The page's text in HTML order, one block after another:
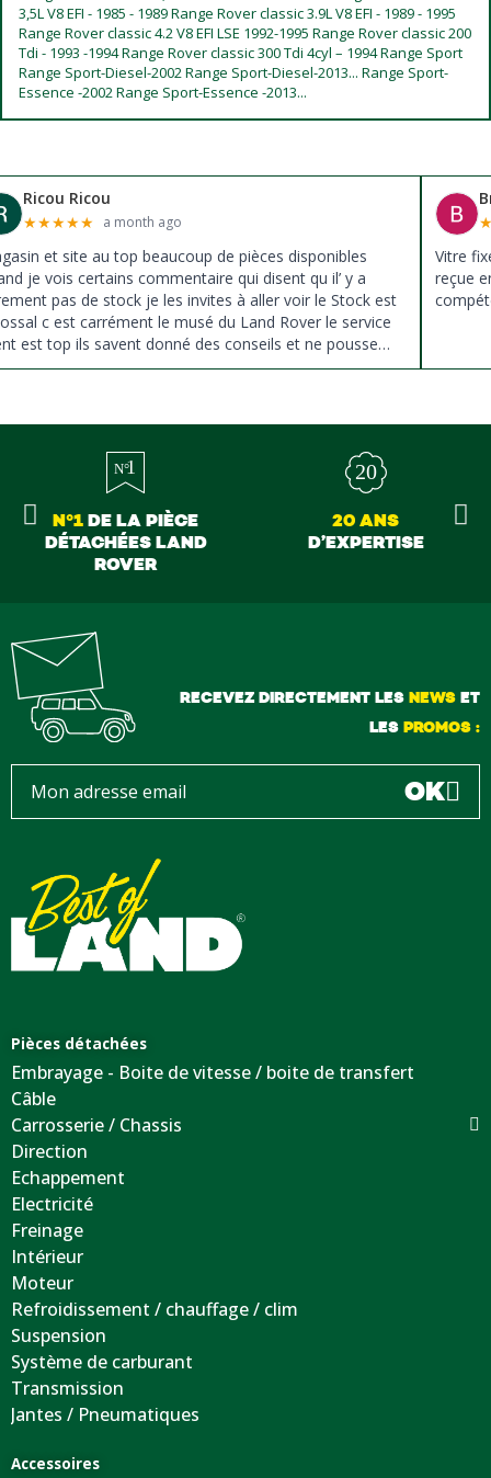
3,5L V8 EFI - 1985 - 1989 Range Rover classic 3.9L V8 EFI - 1989 - 1995
Range Rover classic 4.2 V8 EFI LSE 1992-1995 Range Rover classic 200
Tdi - 1993 -1994 Range Rover classic 300 Tdi 4cyl – 1994 Range Sport
Range Sport-Diesel-2002 Range Sport-Diesel-2013... Range Sport-
Essence -2002 Range Sport-Essence -2013...
Ricou Ricou
★★★★★ a month ago
et site au top beaucoup de pièces disponibles
je vois certains commentaire qui disent qu il’ y a
pas de stock je les invites à aller voir le Stock est
c est carrément le musé du Land Rover le service
est top ils savent donné des conseils et ne pousse
à la vente ils sont vraiment au top du top merci à tous
Vitre
reçue
N°1DE LA PIÈCE
DÉTACHÉES LAND
ROVER
20 ANS
D’EXPERTISE
RECEVEZ DIRECTEMENT LES NEWSET
LES PROMOS :
OK
Pièces détachées
Embrayage - Boite de vitesse / boite de transfert
Câble
Carrosserie / Chassis
Direction
Echappement
Electricité
Freinage
Intérieur
Moteur
Refroidissement / chauffage / clim
Suspension
Système de carburant
Transmission
Jantes / Pneumatiques
Accessoires